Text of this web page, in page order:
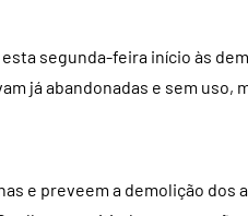
segunda-feira início às
já abandonadas e sem uso,
e preveem a demolição dos